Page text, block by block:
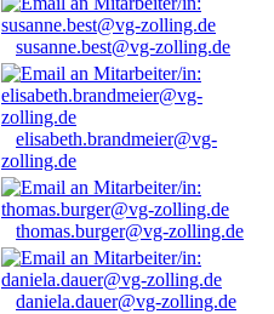
susanne.best@vg-zolling.de
elisabeth.brandmeier@vg-
zolling.de
thomas.burger@vg-zolling.de
daniela.dauer@vg-zolling.de